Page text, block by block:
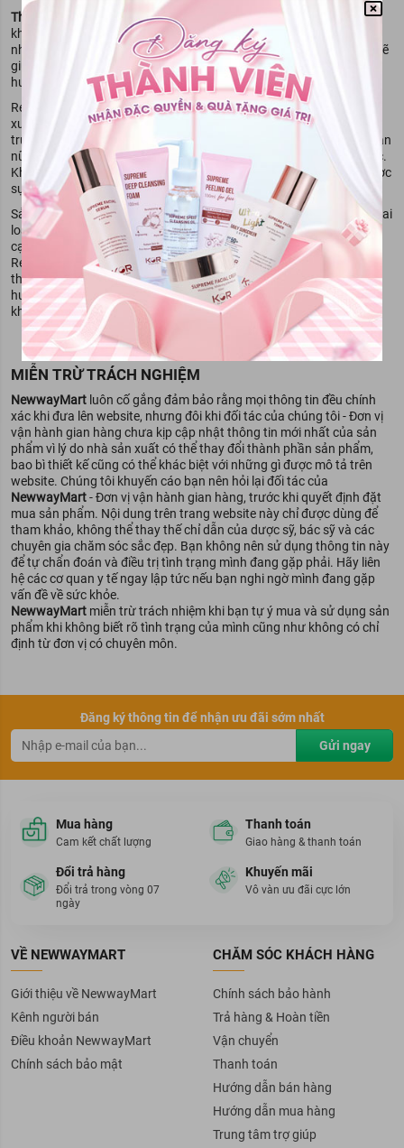
Thương hiệu Refre
là một trong những thương hiệu chuyên về lăn
khử mùi và xịt khử mùi chiết xuất từ các tinh chất thiên nhiên với
nhiều mùi hương: trà xanh, hương thảo, cúc la mã, ngọc lan tây,... sẽ
giúp bạn thêm tự tin trong cuộc sống. Không chỉ đa dạng về mùi
hương mà Refre còn có thiết kế bao bì đáng yêu, phù hợp giới trẻ.
Refre thuộc tập đoàn Rohto- Mentholatum, Nhật Bản nhưng sản
xuất tại Việt Nam. Thương hiệu
khi vừa mới ra mắt tại thị
trường Việt, sản phẩm đã nhận được sự ủng hộ nhiệt tình từ các bạn
nữ, tạo nên một cơn sốt mua sắm khắp Việt Nam và các nước khác.
Không chỉ vì mùi hương dễ chịu, dễ sử dụng mà Refre còn nhận được
sự quan tâm của khách hàng bởi giá thành vô cùng “hạt dẻ”.
Sản phẩm khử mùi Refređa dạng về mùi hương và được chia làm hai
loại chính là dạng xịt và dạng lăn cho bạn dễ dàng lựa chọn. Bên
cạnh công nghệ tỏa hương thơm bền lâu suốt cả ngày, khử mùi
Refre còn có khả năng giữ cho vùng da dưới cánh tay luôn khô
thoáng, sáng mịn, se khít lỗ chân lông. Ngoài ra để lưu giữ mùi
hương lâu trên cơ thể bạn có thể sử dụng Refre cho cả vùng cổ,
khuỷu tay, cổ tay.
MIỄN TRỪ TRÁCH NGHIỆM
NewwayMart luôn cố gắng đảm bảo rằng mọi thông tin đều chính
xác khi đưa lên website, nhưng đôi khi đối tác của chúng tôi - Đơn vị
vận hành gian hàng chưa kịp cập nhật thông tin mới nhất của sản
phẩm vì lý do nhà sản xuất có thể thay đổi thành phần sản phẩm,
bao bì thiết kế cũng có thể khác biệt với những gì được mô tả trên
website. Chúng tôi khuyến cáo bạn nên hỏi lại đối tác của
NewwayMart- Đơn vị vận hành gian hàng, trước khi quyết định đặt
mua sản phẩm. Nội dung trên trang website này chỉ được dùng để
tham khảo, không thể thay thế chỉ dẫn của dược sỹ, bác sỹ và các
chuyên gia chăm sóc sắc đẹp. Bạn không nên sử dụng thông tin này
để tự chẩn đoán và điều trị tình trạng mình đang gặp phải. Hãy liên
hệ các cơ quan y tế ngay lập tức nếu bạn nghi ngờ mình đang gặp
vấn đề về sức khỏe.
NewwayMart miễn trừ trách nhiệm khi bạn tự ý mua và sử dụng sản
phẩm khi không biết rõ tình trạng của mình cũng như không có chỉ
định từ đơn vị có chuyên môn.
Đăng ký thông tin để nhận ưu đãi sớm nhất
Gửi ngay
Mua hàng
Cam kết chất lượng
Thanh toán
Giao hàng & thanh toán
Đổi trả hàng
Đổi trả trong vòng 07
ngày
Khuyến mãi
Vô vàn ưu đãi cực lớn
VỀ NEWWAYMART
Giới thiệu về NewwayMart
Kênh người bán
Điều khoản NewwayMart
Chính sách bảo mật
CHĂM SÓC KHÁCH HÀNG
Chính sách bảo hành
Trả hàng & Hoàn tiền
Vận chuyển
Thanh toán
Hướng dẫn bán hàng
Hướng dẫn mua hàng
Trung tâm trợ giúp